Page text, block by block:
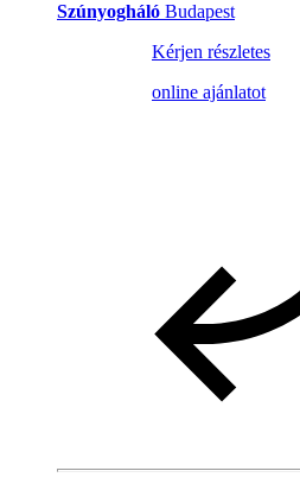
Szúnyogháló Budapest
Kérjen részletes
online ajánlatot